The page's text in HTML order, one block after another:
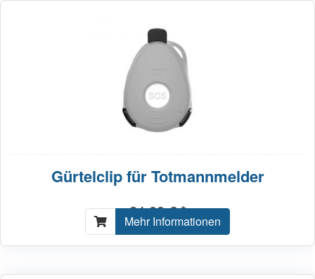
Gürtelclip für Totmannmelder
24,00 € *
Mehr Informationen